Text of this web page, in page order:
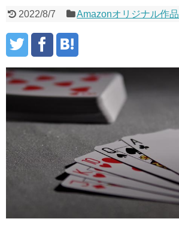
2022/8/7 Amazonオリジナル作品